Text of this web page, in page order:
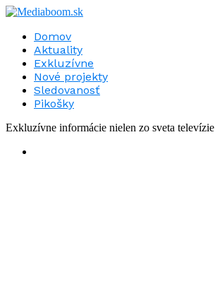
Domov
Aktuality
Exkluzívne
Nové projekty
Sledovanosť
Pikošky
Exkluzívne informácie nielen zo sveta televízie